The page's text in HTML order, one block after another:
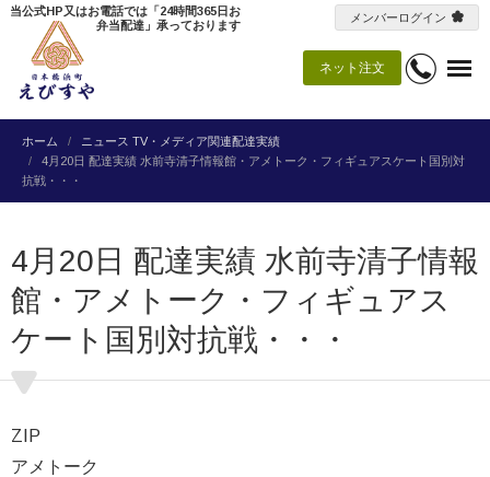
ネット注文
当公式HP又はお電話では「24時間365日お
弁当配達」承っております
メンバーログイン
ホーム ニュース TV・メディア関連配達実績
4月20日 配達実績 水前寺清子情報館・アメトーク・フィギュアスケート国別対
抗戦・・・
4月20日 配達実績 水前寺清子情報
館・アメトーク・フィギュアス
ケート国別対抗戦・・・
ZIP
アメトーク